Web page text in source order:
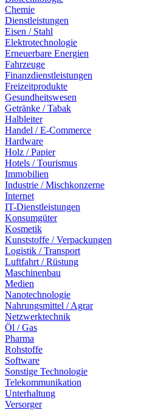
Chemie
Dienstleistungen
Eisen / Stahl
Elektrotechnologie
Erneuerbare Energien
Fahrzeuge
Finanzdienstleistungen
Freizeitprodukte
Gesundheitswesen
Getränke / Tabak
Halbleiter
Handel / E-Commerce
Hardware
Holz / Papier
Hotels / Tourismus
Immobilien
Industrie / Mischkonzerne
Internet
IT-Dienstleistungen
Konsumgüter
Kosmetik
Kunststoffe / Verpackungen
Logistik / Transport
Luftfahrt / Rüstung
Maschinenbau
Medien
Nanotechnologie
Nahrungsmittel / Agrar
Netzwerktechnik
Öl / Gas
Pharma
Rohstoffe
Software
Sonstige Technologie
Telekommunikation
Unterhaltung
Versorger